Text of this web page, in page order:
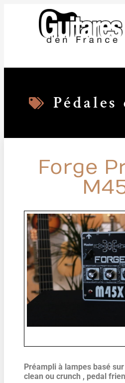
Forge
Préampli à lampes basé
clean ou crunch , pedal